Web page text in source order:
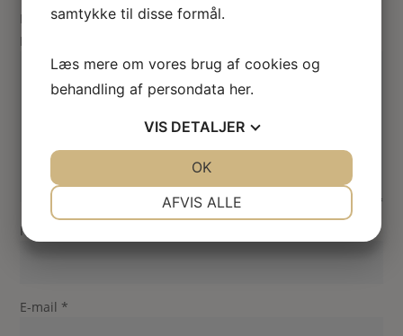
Din vurdering
Din anmeldelse
Navn
E-mail *
samtykke til disse formål.
Læs mere om vores brug af cookies og
behandling af persondata her.
VIS DETALJER
AFVIS ALLE
OK